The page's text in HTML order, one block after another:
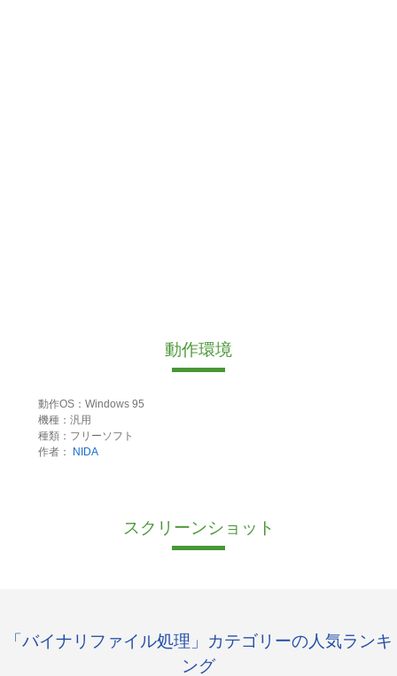
動作環境
動作OS：Windows 95
機種：汎用
種類：フリーソフト
作者：
NIDA
スクリーンショット
「バイナリファイル処理」カテゴリーの人気ランキ
ング